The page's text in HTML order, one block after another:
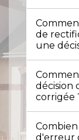
de
une
décision
corrigée
d'erreur